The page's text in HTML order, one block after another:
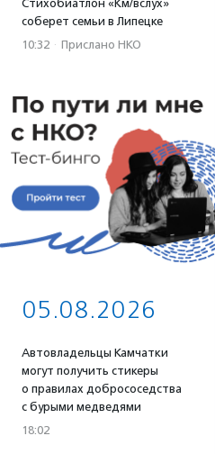
Стихобиатлон «Км/вслух»
соберет семьи в Липецке
10:32 · Прислано НКО
05.08.2026
Автовладельцы Камчатки
могут получить стикеры
о правилах добрососедства
с бурыми медведями
18:02